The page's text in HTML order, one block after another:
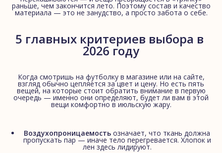
раньше, чем закончится лето. Поэтому состав и качество
материала — это не занудство, а просто забота о себе.
5 главных критериев выбора в
2026 году
Когда смотришь на футболку в магазине или на сайте,
взгляд обычно цепляется за цвет и цену. Но есть пять
вещей, на которые стоит обратить внимание в первую
очередь — именно они определяют, будет ли вам в этой
вещи комфортно в июльскую жару.
Воздухопроницаемость означает, что ткань должна
пропускать пар — иначе тело перегревается. Хлопок и
лен здесь лидируют.